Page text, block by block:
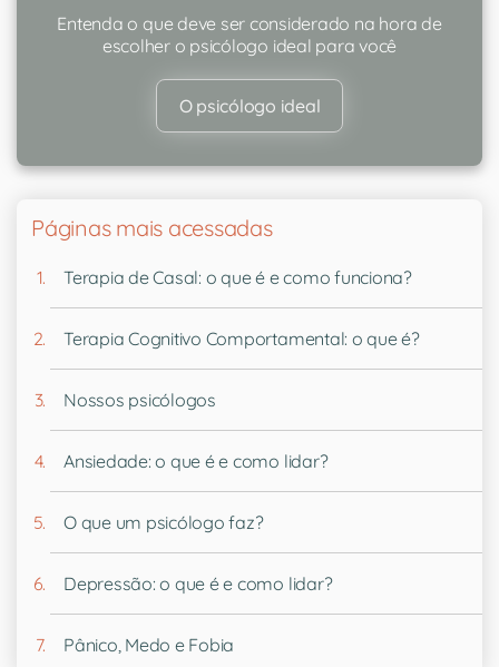
Entenda o que deve ser considerado na hora de
escolher o psicólogo ideal para você
O psicólogo ideal
Páginas mais acessadas
Terapia de Casal: o que é e como funciona?
Terapia Cognitivo Comportamental: o que é?
Nossos psicólogos
Ansiedade: o que é e como lidar?
O que um psicólogo faz?
Depressão: o que é e como lidar?
Pânico, Medo e Fobia